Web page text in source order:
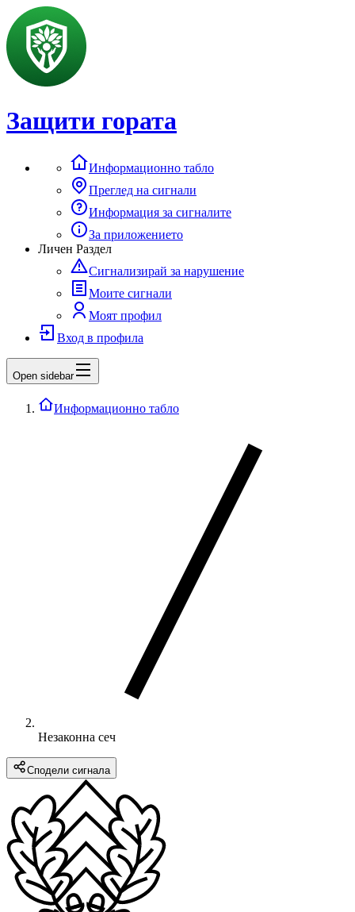
Защити гората
Информационно табло
Преглед на сигнали
Информация за сигналите
За приложението
Личен Раздел
Сигнализирай за нарушение
Моите сигнали
Моят профил
Вход в профила
Open sidebar
Информационно табло
Незаконна сеч
Сподели сигнала